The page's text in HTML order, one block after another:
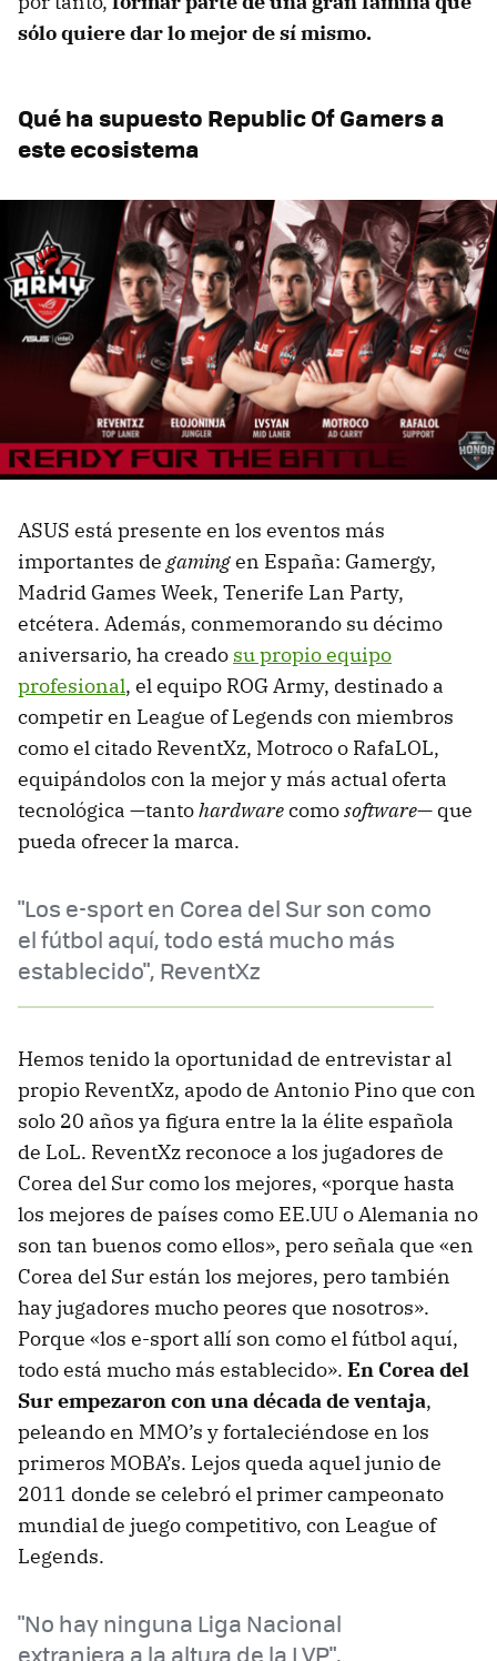
sólo quiere dar lo mejor de sí mismo.
Qué ha supuesto Republic Of Gamers a
este ecosistema
ASUS está presente en los eventos más
importantes de gamingen España: Gamergy,
Madrid Games Week, Tenerife Lan Party,
etcétera. Además, conmemorando su décimo
aniversario, ha creado su propio equipo
profesional, el equipo ROG Army, destinado a
competir en League of Legends con miembros
como el citado ReventXz, Motroco o RafaLOL,
equipándolos con la mejor y más actual oferta
tecnológica —tantohardwarecomosoftware— que
pueda ofrecer la marca.
"Los e-sport en Corea del Sur son como
el fútbol aquí, todo está mucho más
establecido", ReventXz
Hemos tenido la oportunidad de entrevistar al
propio ReventXz, apodo de Antonio Pino que con
solo 20 años ya figura entre la la élite española
de LoL. ReventXz reconoce a los jugadores de
Corea del Sur como los mejores, «porque hasta
los mejores de países como EE.UU o Alemania no
son tan buenos como ellos», pero señala que «en
Corea del Sur están los mejores, pero también
hay jugadores mucho peores que nosotros».
Porque «los e-sport allí son como el fútbol aquí,
todo está mucho más establecido». En Corea del
Sur empezaron con una década de ventaja,
peleando en MMO’s y fortaleciéndose en los
primeros MOBA’s. Lejos queda aquel junio de
2011 donde se celebró el primer campeonato
mundial de juego competitivo, con League of
Legends.
"No hay ninguna Liga Nacional
extranjera a la altura de la LVP",